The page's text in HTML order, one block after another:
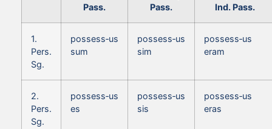
Pass.
Pass.
Ind. Pass.
1.
Pers.
Sg.
possess‑us
sum
possess‑us
sim
possess‑us
eram
2.
Pers.
Sg.
possess‑us
es
possess‑us
sis
possess‑us
eras